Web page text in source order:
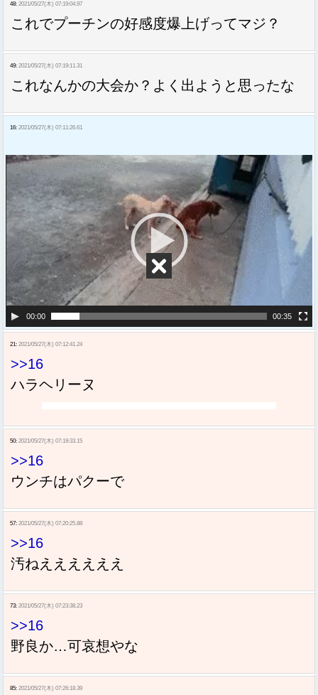
48: 2021/05/27(木) 07:19:04.97
これでプーチンの好感度爆上げってマジ？
49: 2021/05/27(木) 07:19:11.31
これなんかの大会か？よく出ようと思ったな
16: 2021/05/27(木) 07:11:26.61
動
プ
レ
00:00 00:35
21: 2021/05/27(木) 07:12:41.24
>>16
ハラヘリーヌ
50: 2021/05/27(木) 07:19:33.15
>>16
ウンチはパクーで
57: 2021/05/27(木) 07:20:25.88
>>16
汚ねええええええ
73: 2021/05/27(木) 07:23:38.23
>>16
野良か…可哀想やな
85: 2021/05/27(木) 07:26:18.39